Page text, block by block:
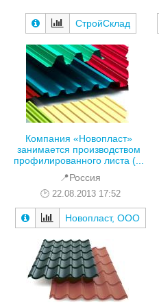
СтройСклад
Компания «Новопласт»
занимается производством
профилированного листа (...
📍Россия
22.08.2013 17:52
Новопласт, ООО